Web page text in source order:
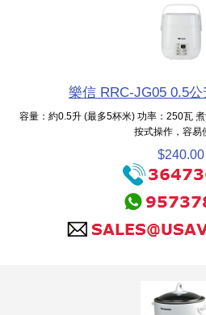
樂信 RRC-JG05 0.5
容量：約0.5升 (最多5杯米) 功率：250瓦
按式操作，容易
$240.00